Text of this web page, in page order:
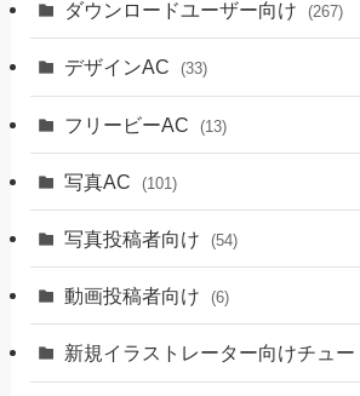
ダウンロードユーザー向け (267)
デザインAC (33)
フリービーAC (13)
写真AC (101)
写真投稿者向け (54)
動画投稿者向け (6)
新規イラストレーター向けチュ